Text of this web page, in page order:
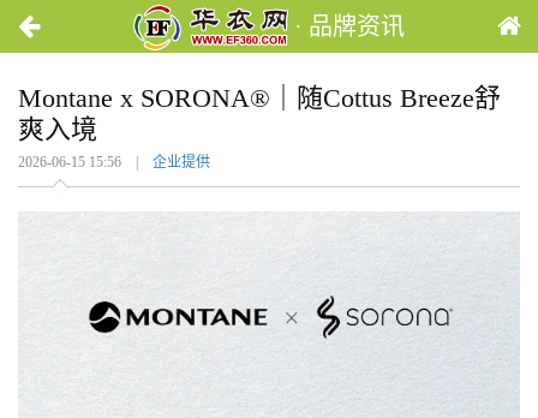
· 品牌资讯
Montane x SORONA®｜随Cottus Breeze舒
爽入境
2026-06-15 15:56 | 企业提供